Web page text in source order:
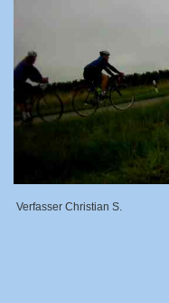
Verfasser Christian S.